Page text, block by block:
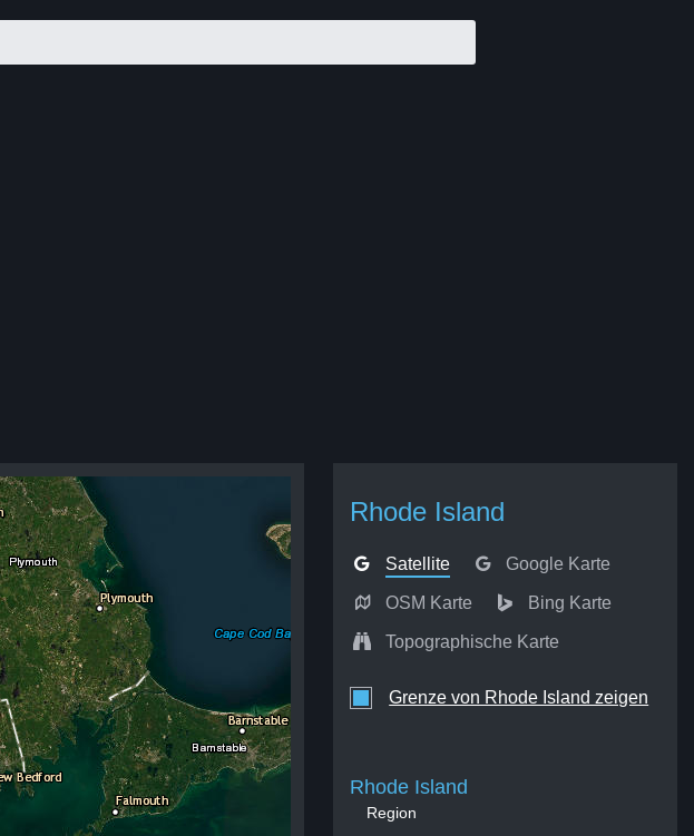
Rhode Island
Satellite Google Karte
OSM Karte Bing Karte
Topographische Karte
Grenze von Rhode Island zeigen
Rhode Island
Region